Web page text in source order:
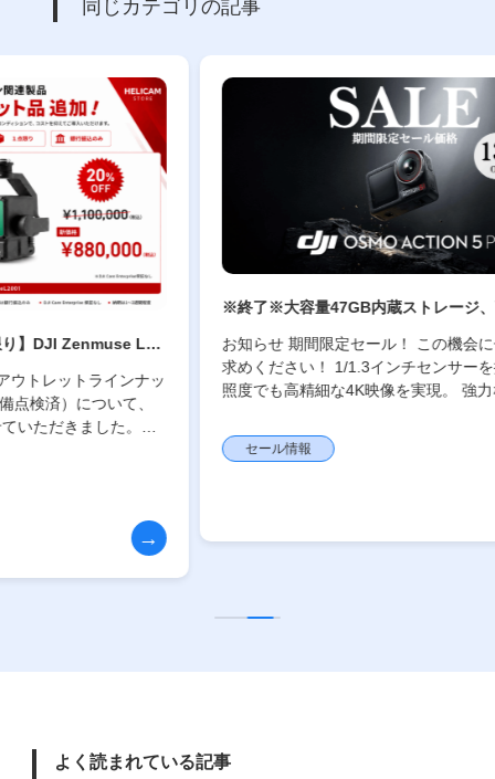
同じカテゴリの記事
※終了※大容量47GB内蔵ストレージ、高性能1/1.
60°安定化の期間限定セール情報【Osmo Action
5 Pro】7/7～
お知らせ 期間限定セール！ この機会にぜひお買い
求めください！ 1/1.3インチセンサーを搭載し、低
照度でも高精細な4K映像を実現。 強力な手ブレ補
正と最大約4時間の長時間撮影に対応し、 アクシ
ョンからVlogまで安定し […]
よく読まれている記事